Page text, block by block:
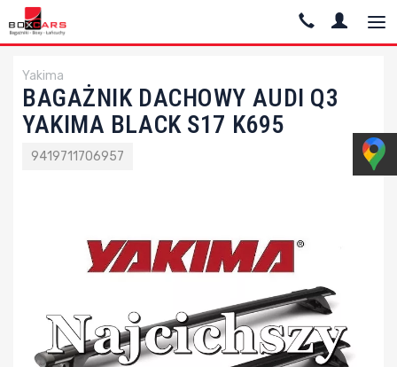
Yakima
BAGAŻNIK DACHOWY AUDI Q3
YAKIMA BLACK S17 K695
9419711706957